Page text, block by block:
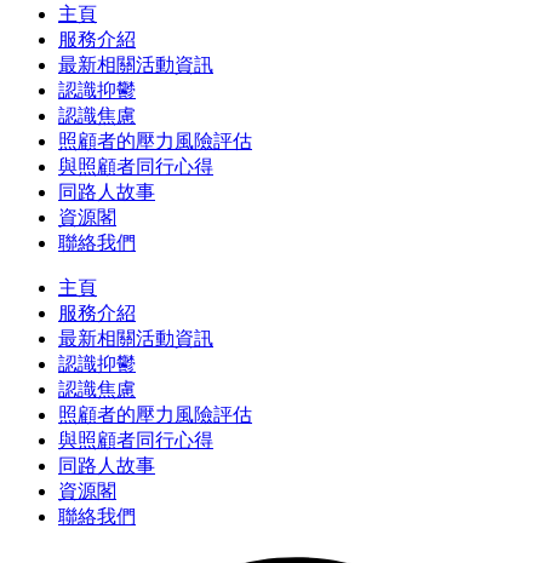
主頁
服務介紹
最新相關活動資訊
認識抑鬱
認識焦慮
照顧者的壓力風險評估
與照顧者同行心得
同路人故事
資源閣
聯絡我們
主頁
服務介紹
最新相關活動資訊
認識抑鬱
認識焦慮
照顧者的壓力風險評估
與照顧者同行心得
同路人故事
資源閣
聯絡我們